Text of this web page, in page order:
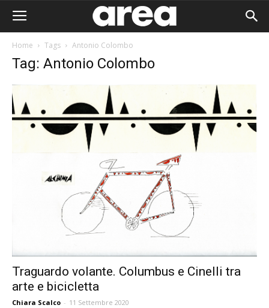
Area
Home Tags Antonio Colombo
Tag: Antonio Colombo
Traguardo volante. Columbus e Cinelli tra
arte e bicicletta
Chiara Scalco - 11 Settembre 2020